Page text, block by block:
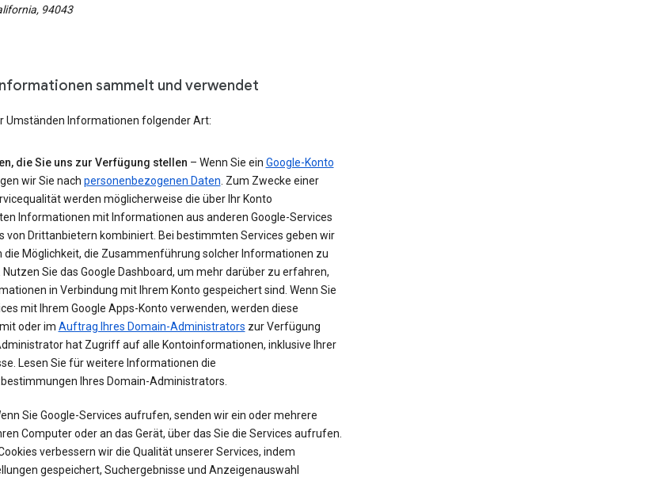
94043
sammelt und verwendet
Umständen Informationen folgender Art:
die Sie uns zur Verfügung stellen – Wenn Sie ein Google-Konto
wir Sie nach personenbezogenen Daten . Zum Zwecke einer
werden möglicherweise die über Ihr Konto
Informationen mit Informationen aus anderen Google-Services
von Drittanbietern kombiniert. Bei bestimmten Services geben wir
die Möglichkeit, die Zusammenführung solcher Informationen zu
Sie das Google Dashboard, um mehr darüber zu erfahren,
in Verbindung mit Ihrem Konto gespeichert sind. Wenn Sie
mit Ihrem Google Apps-Konto verwenden, werden diese
oder im Auftrag Ihres Domain-Administrators zur Verfügung
hat Zugriff auf alle Kontoinformationen, inklusive Ihrer
Lesen Sie für weitere Informationen die
Ihres Domain-Administrators.
Sie Google-Services aufrufen, senden wir ein oder mehrere
Computer oder an das Gerät, über das Sie die Services aufrufen.
verbessern wir die Qualität unserer Services, indem
gespeichert, Suchergebnisse und Anzeigenauswahl